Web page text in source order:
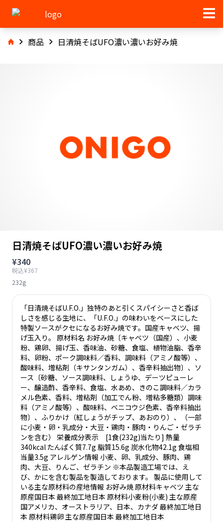
商品 日清焼そばUFO濃い濃いお好み焼
日清焼そばUFO濃い濃いお好み焼
¥340
税込¥367
232g
「日清焼そばU.F.O.」独特のあと引くスパイシーさと香ば
しさを感じる生地に、「U.F.O.」の味わいをベースにした
特製ソースがクセになるお好み焼です。国産キャベツ、揚
げ玉入り。 原材料名 お好み焼〔キャベツ（国産）、小麦
粉、鶏卵、揚げ玉、香味油、砂糖、食塩、植物油脂、香辛
料、卵粉、ポーク調味料／香料、調味料（アミノ酸等）、
酸味料、増粘剤（キサンタンガム）、香辛料抽出物〕、ソ
ース〔砂糖、ソース調味料、しょうゆ、デーツピューレ
ー、醸造酢、香辛料、食塩、水あめ、きのこ調味料／カラ
メル色素、香料、増粘剤（加工でん粉、増粘多糖類）調味
料（アミノ酸等）、酸味料、ベニコウジ色素、香辛料抽出
物〕、ふりかけ（紅しょうがチップ、あおのり）、（一部
に小麦・卵・乳成分・大豆・鶏肉・豚肉・りんご・ゼラチ
ンを含む） 栄養成分表示 [1食(232g)当たり] 熱量
340kcal たんぱく質7.7g 脂質15.6g 炭水化物42.1g 食塩相
当量3.5g アレルゲン情報 小麦、卵、乳成分、豚肉、鶏
肉、大豆、りんご、ゼラチン ※本品製造工場では、え
び、かにを含む製品を製造しております。 製品に使用して
いる主な原材料の産地情報 お好み焼 原材料キャベツ 主な
原産国日本 最終加工地日本 原材料小麦粉(小麦) 主な原産
国アメリカ、オーストラリア、日本、カナダ 最終加工地日
本 原材料鶏卵 主な原産国日本 最終加工地日本